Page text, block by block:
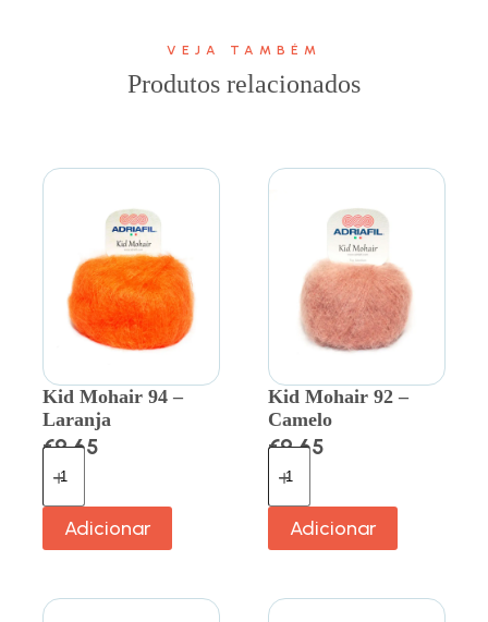
VEJA TAMBÉM
Produtos relacionados
Kid Mohair 94 –
Laranja
€9.65
Adicionar
Kid Mohair 92 –
Camelo
€9.65
Adicionar